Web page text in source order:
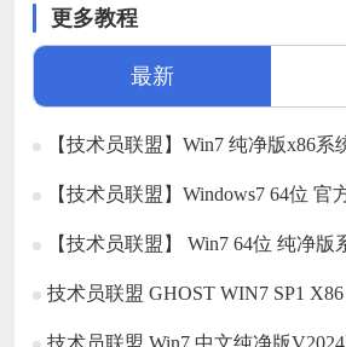
更多教程
最新
【技术员联盟】Win7 纯净版x86系
【技术员联盟】Windows7 64位 官
【技术员联盟】 Win7 64位 纯净版
技术员联盟 GHOST WIN7 SP1 X86 极
技术员联盟 Win7 中文纯净版V2024